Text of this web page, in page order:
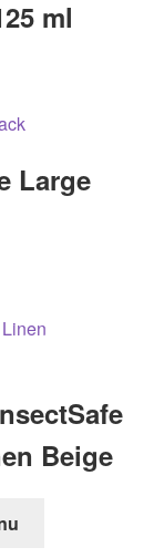
ml
Large
Beige